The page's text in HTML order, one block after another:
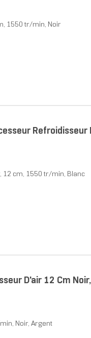
1550 tr/min, Noir
Refroidisseur
12 cm, 1550 tr/min, Blanc
D'air 12 Cm
Noir, Argent